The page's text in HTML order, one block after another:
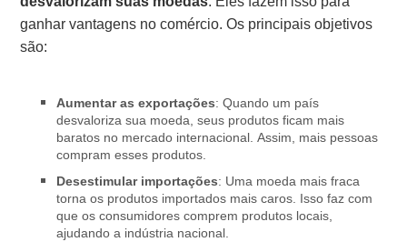
ganhar vantagens no comércio. Os principais objetivos
são:
Aumentar as exportações: Quando um país
desvaloriza sua moeda, seus produtos ficam mais
baratos no mercado internacional. Assim, mais pessoas
compram esses produtos.
Desestimular importações: Uma moeda mais fraca
torna os produtos importados mais caros. Isso faz com
que os consumidores comprem produtos locais,
ajudando a indústria nacional.